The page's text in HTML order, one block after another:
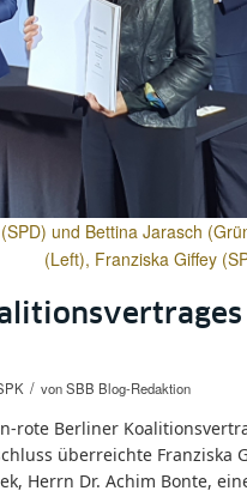
und Bettina Jarasch
(Left), Franziska Giffey
/ vonSBB Blog-Redaktion
rote Berliner
überreichte Franziska
Herrn Dr. Achim Bonte,